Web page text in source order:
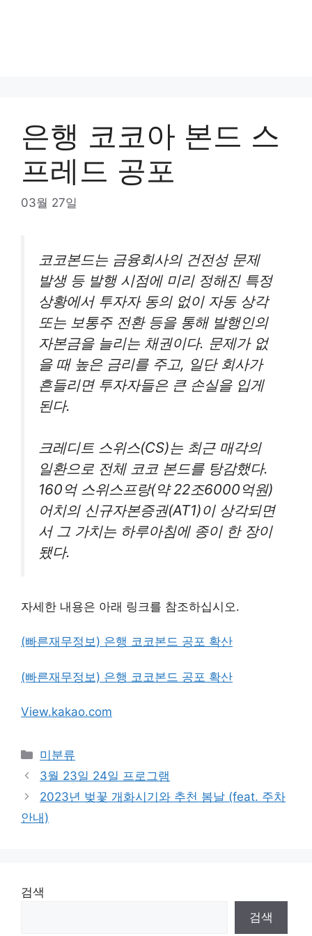
은행 코코아 본드 스
프레드 공포
03월 27일
코코본드는 금융회사의 건전성 문제
발생 등 발행 시점에 미리 정해진 특정
상황에서 투자자 동의 없이 자동 상각
또는 보통주 전환 등을 통해 발행인의
자본금을 늘리는 채권이다. 문제가 없
을 때 높은 금리를 주고, 일단 회사가
흔들리면 투자자들은 큰 손실을 입게
된다.
크레디트 스위스(CS)는 최근 매각의
일환으로 전체 코코 본드를 탕감했다.
160억 스위스프랑(약 22조6000억원)
어치의 신규자본증권(AT1)이 상각되면
서 그 가치는 하루아침에 종이 한 장이
됐다.
자세한 내용은 아래 링크를 참조하십시오.
(빠른재무정보) 은행 코코본드 공포 확산
(빠른재무정보) 은행 코코본드 공포 확산
View.kakao.com
Categories
미분류
3월 23일 24일 프로그램
2023년 벚꽃 개화시기와 추천 봄날 (feat. 주차
안내)
검색
검색